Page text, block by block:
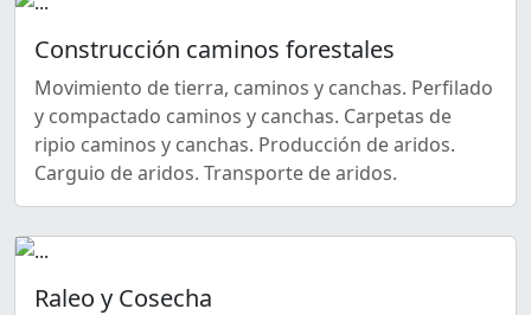
Construcción caminos forestales
Movimiento de tierra, caminos y canchas. Perfilado
y compactado caminos y canchas. Carpetas de
ripio caminos y canchas. Producción de aridos.
Carguio de aridos. Transporte de aridos.
Raleo y Cosecha